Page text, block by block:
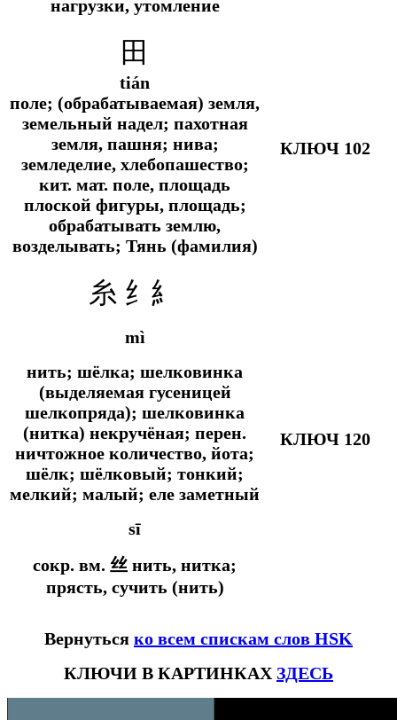
нагрузки, утомление
田
tián
поле; (обрабатываемая) земля,
земельный надел; пахотная
земля, пашня; нива;
земледелие, хлебопашество;
кит. мат. поле, площадь
плоской фигуры, площадь;
обрабатывать землю,
возделывать; Тянь (фамилия)
КЛЮЧ 102
糸 纟糹
mì
нить; шёлка; шелковинка
(выделяемая гусеницей
шелкопряда); шелковинка
(нитка) некручёная; перен.
ничтожное количество, йота;
шёлк; шёлковый; тонкий;
мелкий; малый; еле заметный
sī
сокр. вм. 丝 нить, нитка;
прясть, сучить (нить)
КЛЮЧ 120
Вернуться ко всем спискам слов HSK
КЛЮЧИ В КАРТИНКАХ ЗДЕСЬ